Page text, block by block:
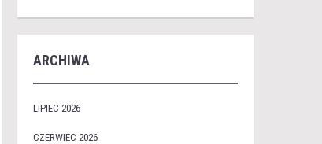
ARCHIWA
LIPIEC 2026
CZERWIEC 2026